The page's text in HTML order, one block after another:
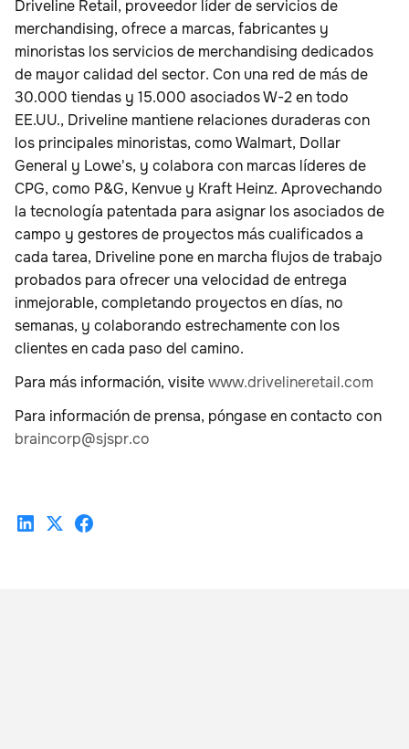
Driveline Retail, proveedor líder de servicios de
merchandising, ofrece a marcas, fabricantes y
minoristas los servicios de merchandising dedicados
de mayor calidad del sector. Con una red de más de
30.000 tiendas y 15.000 asociados W-2 en todo
EE.UU., Driveline mantiene relaciones duraderas con
los principales minoristas, como Walmart, Dollar
General y Lowe's, y colabora con marcas líderes de
CPG, como P&G, Kenvue y Kraft Heinz. Aprovechando
la tecnología patentada para asignar los asociados de
campo y gestores de proyectos más cualificados a
cada tarea, Driveline pone en marcha flujos de trabajo
probados para ofrecer una velocidad de entrega
inmejorable, completando proyectos en días, no
semanas, y colaborando estrechamente con los
clientes en cada paso del camino.
Para más información, visitewww.drivelineretail.com
Para información de prensa, póngase en contacto con
braincorp@sjspr.co